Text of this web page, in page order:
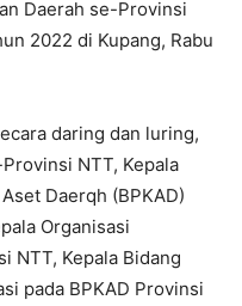
Daerah se-Provinsi
2022 di Kupang, Rabu
daring dan luring,
NTT, Kepala
Daerqh (BPKAD)
Organisasi
NTT, Kepala Bidang
pada BPKAD Provinsi